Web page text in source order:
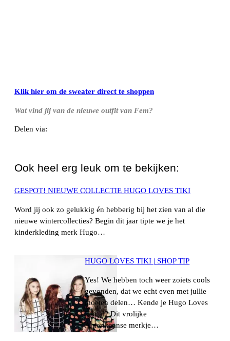
Klik hier om de sweater direct te shoppen
Wat vind jij van de nieuwe outfit van Fem?
Delen via:
Ook heel erg leuk om te bekijken:
GESPOT! NIEUWE COLLECTIE HUGO LOVES TIKI
Word jij ook zo gelukkig én hebberig bij het zien van al die
nieuwe wintercollecties? Begin dit jaar tipte we je het
kinderkleding merk Hugo…
HUGO LOVES TIKI | SHOP TIP
Yes! We hebben toch weer zoiets cools
gevonden, dat we echt even met jullie
moeten delen… Kende je Hugo Loves
Tiki al? Dit vrolijke
Amerikaanse merkje…